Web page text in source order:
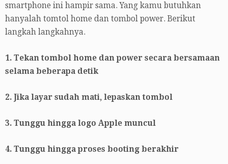
smartphone ini hampir sama. Yang kamu butuhkan
hanyalah tomtol home dan tombol power. Berikut
langkah langkahnya.
1. Tekan tombol home dan power secara bersamaan
selama beberapa detik
2. Jika layar sudah mati, lepaskan tombol
3. Tunggu hingga logo Apple muncul
4. Tunggu hingga proses booting berakhir